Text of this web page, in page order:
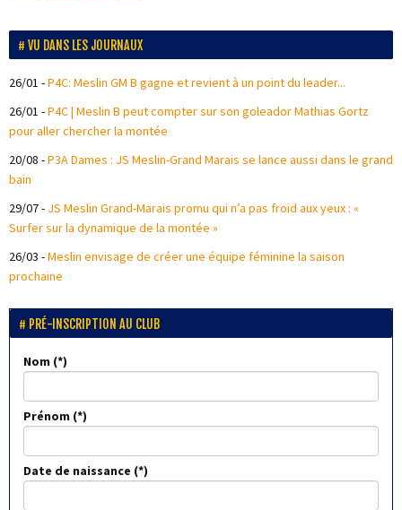
VU DANS LES JOURNAUX
26/01 -P4C: Meslin GM B gagne et revient à un point du leader...
26/01 -P4C | Meslin B peut compter sur son goleador Mathias Gortz
pour aller chercher la montée
20/08 -P3A Dames : JS Meslin-Grand Marais se lance aussi dans le grand
bain
29/07- JS Meslin Grand-Marais promu qui n’a pas froid aux yeux : «
Surfer sur la dynamique de la montée »
26/03 -Meslin envisage de créer une équipe féminine la saison
prochaine
PRÉ-INSCRIPTION AU CLUB
Nom
Prénom
Date de naissance